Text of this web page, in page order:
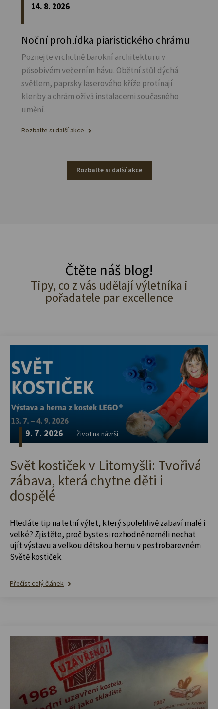
14. 8. 2026
Noční prohlídka piaristického chrámu
Poznejte vrcholně barokní architekturu v
působivém večerním hávu. Obětní stůl dýchá
světlem, paprsky laserového kříže protínají
klenby a chrám ožívá instalacemi současného
umění.
Rozbalte si další akce
Rozbalte si další akce
Čtěte náš blog!
Tipy, co z vás udělají výletníka i
pořadatele par excellence
9. 7. 2026 Život na návrší
Svět kostiček v Litomyšli: Tvořivá
zábava, která chytne děti i
dospělé
Hledáte tip na letní výlet, který spolehlivě zabaví malé i
velké? Zjistěte, proč byste si rozhodně neměli nechat
ujít výstavu a velkou dětskou hernu v pestrobarevném
Světě kostiček.
Přečíst celý článek